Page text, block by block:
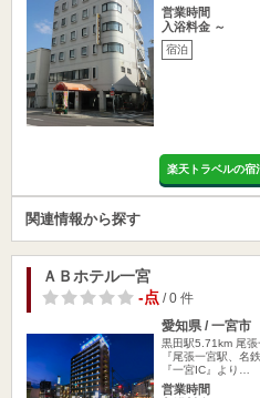
営業時間
入浴料金 ～
宿泊
楽天トラベルの宿
関連情報から探す
ＡＢホテル一宮
-点/ 0 件
愛知県 / 一宮市
黒田駅5.71km 尾
『尾張一宮駅、名
『一宮IC』より…
営業時間